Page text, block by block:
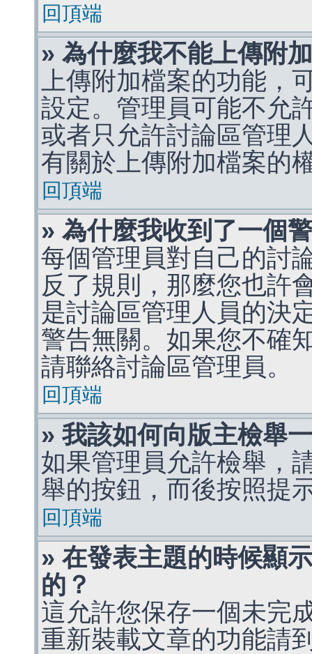
回頂端
» 為什麼我不能上傳附
上傳附加檔案的功能，
設定。管理員可能不允
或者只允許討論區管理
有關於上傳附加檔案的
回頂端
» 為什麼我收到了一個
每個管理員對自己的討
反了規則，那麼您也許
是討論區管理人員的決
警告無關。如果您不確
請聯絡討論區管理員。
回頂端
» 我該如何向版主檢舉
如果管理員允許檢舉，
舉的按鈕，而後按照提
回頂端
» 在發表主題的時候顯
的？
這允許您保存一個未完
重新裝載文章的功能請